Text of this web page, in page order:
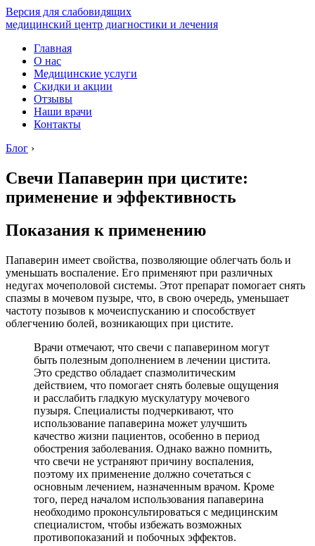
Версия для слабовидящих
медицинский центр диагностики и лечения
Главная
О нас
Медицинские услуги
Скидки и акции
Отзывы
Наши врачи
Контакты
Блог ›
Свечи Папаверин при цистите:
применение и эффективность
Показания к применению
Папаверин имеет свойства, позволяющие облегчать боль и
уменьшать воспаление. Его применяют при различных
недугах мочеполовой системы. Этот препарат помогает снять
спазмы в мочевом пузыре, что, в свою очередь, уменьшает
частоту позывов к мочеиспусканию и способствует
облегчению болей, возникающих при цистите.
Врачи отмечают, что свечи с папаверином могут
быть полезным дополнением в лечении цистита.
Это средство обладает спазмолитическим
действием, что помогает снять болевые ощущения
и расслабить гладкую мускулатуру мочевого
пузыря. Специалисты подчеркивают, что
использование папаверина может улучшить
качество жизни пациентов, особенно в период
обострения заболевания. Однако важно помнить,
что свечи не устраняют причину воспаления,
поэтому их применение должно сочетаться с
основным лечением, назначенным врачом. Кроме
того, перед началом использования папаверина
необходимо проконсультироваться с медицинским
специалистом, чтобы избежать возможных
противопоказаний и побочных эффектов.